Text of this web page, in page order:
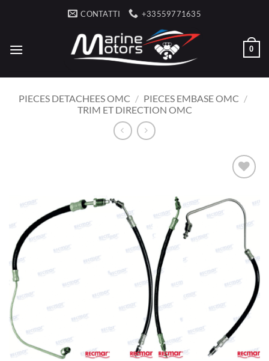
CONTATTI +33559771635
0
PIECES DETACHEES OMC / PIECES EMBASE OMC /
TRIM ET DIRECTION OMC
À LA
LISTE
D’ENVIES